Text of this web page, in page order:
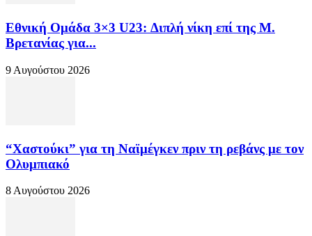
Εθνική Ομάδα 3×3 U23: Διπλή νίκη επί της Μ.
Βρετανίας για...
9 Αυγούστου 2026
“Χαστούκι” για τη Ναϊμέγκεν πριν τη ρεβάνς με τον
Ολυμπιακό
8 Αυγούστου 2026